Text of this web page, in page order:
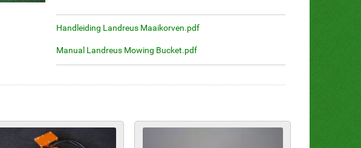
Handleiding Landreus Maaikorven.pdf
Manual Landreus Mowing Bucket.pdf